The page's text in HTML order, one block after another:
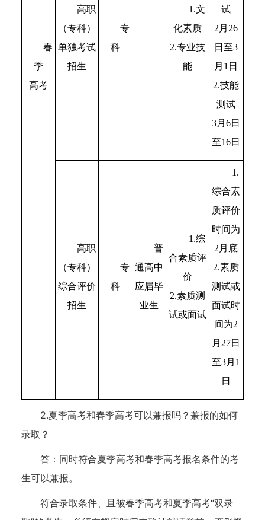
春
季
高考
高职
（专科）
单独考试
招生
专
科
1.文
化素质
2.专业技
能
试
2月26
日至3
月1日
2.技能
测试
3月6日
至16日
高职
（专科）
综合评价
招生
专
科
普
通高中
应届毕
业生
1.综
合素质评
价
2.素质测
试或面试
1.
综合素
质评价
时间为
2月底
2.素质
测试或
面试时
间为2
月27日
至3月1
日
2.夏季高考和春季高考可以兼报吗？兼报的如何
录取？
答：同时符合夏季高考和春季高考报名条件的考
生可以兼报。
符合录取条件、且被春季高考和夏季高考“双录